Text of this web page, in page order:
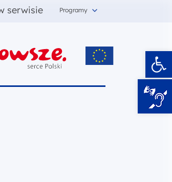
serwisie Programy